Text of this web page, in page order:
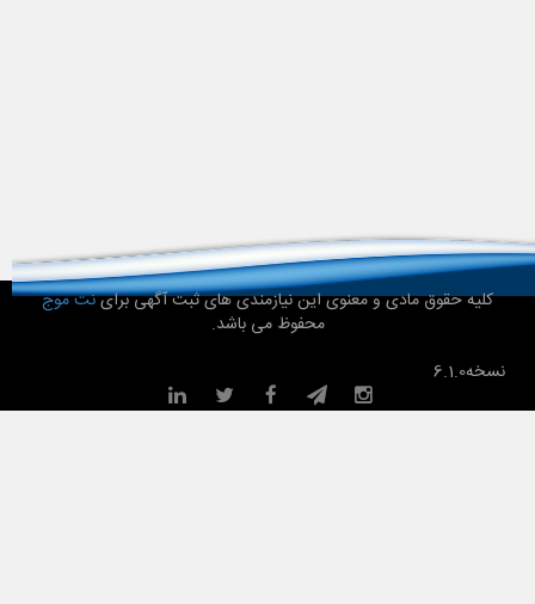
کلیه حقوق مادی و معنوی این نیازمندی های ثبت آگهی براینت موج
محفوظ می باشد.
نسخه6.1.0